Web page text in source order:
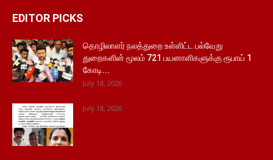
EDITOR PICKS
தொழிலாளர் நலத்துறை உள்ளிட்ட பல்வேறு
துறைகளின் மூலம் 721 பயனாளிகளுக்கு ரூபாய் 1
கோடி...
July 18, 2026
July 18, 2026